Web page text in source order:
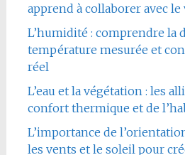
apprend à collaborer avec
L’humidité : comprendre la
température mesurée et
réel
L’eau et la végétation : les
confort thermique et de
L’importance de
les vents et le soleil pour